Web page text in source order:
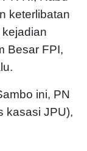
keterlibatan
Besar FPI,
ini, PN
kasasi JPU),